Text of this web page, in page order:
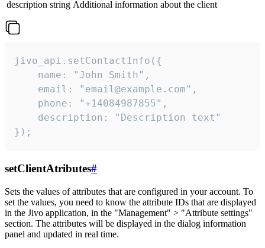
description string Additional information about the client
jivo_api.setContactInfo({
    name: "John Smith",
    email: "email@example.com",
    phone: "+14084987855",
    description: "Description text"
});
setClientAtributes#
Sets the values ​​of attributes that are configured in your account. To
set the values, you need to know the attribute IDs that are displayed
in the Jivo application, in the "Management" > "Attribute settings"
section. The attributes will be displayed in the dialog information
panel and updated in real time.